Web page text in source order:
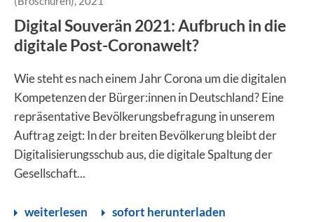
Digital Souverän 2021: Aufbruch in die
digitale Post-Coronawelt?
Wie steht es nach einem Jahr Corona um die digitalen
Kompetenzen der Bürger:innen in Deutschland? Eine
repräsentative Bevölkerungsbefragung in unserem
Auftrag zeigt: In der breiten Bevölkerung bleibt der
Digitalisierungsschub aus, die digitale Spaltung der
Gesellschaft...
weiterlesen sofort herunterladen